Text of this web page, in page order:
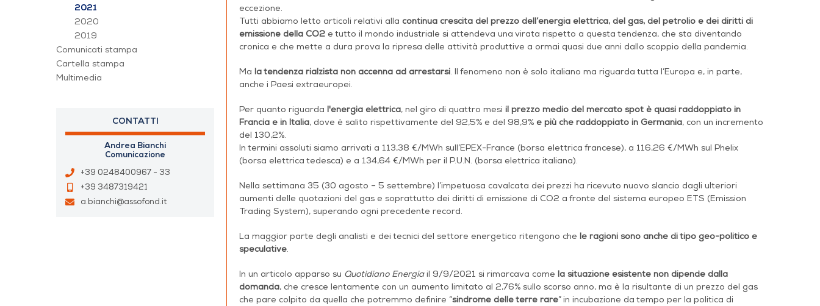
2021
2020
2019
Comunicati stampa
Cartella stampa
Multimedia
CONTATTI
Andrea Bianchi
Comunicazione
+39 0248400967 - 33
+39 3487319421
a.bianchi@assofond.it
eccezione.
Tutti abbiamo letto articoli relativi alla continua crescita del prezzo dell’energia elettrica, del gas, del petrolio e dei diritti di
emissione della CO2 e tutto il mondo industriale si attendeva una virata rispetto a questa tendenza, che sta diventando
cronica e che mette a dura prova la ripresa delle attività produttive a ormai quasi due anni dallo scoppio della pandemia.
Ma la tendenza rialzista non accenna ad arrestarsi. Il fenomeno non è solo italiano ma riguarda tutta l’Europa e, in parte,
anche i Paesi extraeuropei.
Per quanto riguarda l'energia elettrica, nel giro di quattro mesi il prezzo medio del mercato spot è quasi raddoppiato in
Francia e in Italia, dove è salito rispettivamente del 92,5% e del 98,9% e più che raddoppiato in Germania, con un incremento
del 130,2%.
In termini assoluti siamo arrivati a 113,38 €/MWh sull’EPEX-France (borsa elettrica francese), a 116,26 €/MWh sul Phelix
(borsa elettrica tedesca) e a 134,64 €/MWh per il P.U.N. (borsa elettrica italiana).
Nella settimana 35 (30 agosto – 5 settembre) l’impetuosa cavalcata dei prezzi ha ricevuto nuovo slancio dagli ulteriori
aumenti delle quotazioni del gas e soprattutto dei diritti di emissione di CO2 a fronte del sistema europeo ETS (Emission
Trading System), superando ogni precedente record.
La maggior parte degli analisti e dei tecnici del settore energetico ritengono che le ragioni sono anche di tipo geo-politico e
speculative.
In un articolo apparso su Quotidiano Energiail 9/9/2021 si rimarcava come la situazione esistente non dipende dalla
domanda, che cresce lentamente con un aumento limitato al 2,76% sullo scorso anno, ma è la risultante di un prezzo del gas
che pare colpito da quella che potremmo definire “sindrome delle terre rare” in incubazione da tempo per la politica di